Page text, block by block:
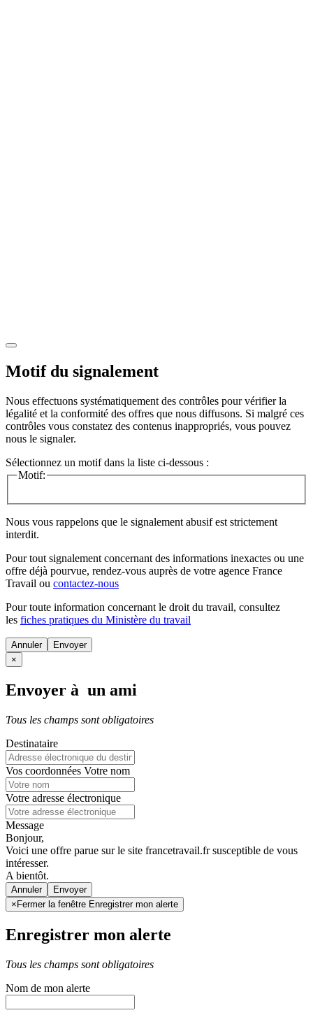
Motif du signalement
Nous effectuons systématiquement des contrôles pour vérifier la
légalité et la conformité des offres que nous diffusons. Si malgré ces
contrôles vous constatez des contenus inappropriés, vous pouvez
nous le signaler.
Sélectionnez un motif dans la liste ci-dessous :
Motif:
Nous vous rappelons que le signalement abusif est strictement
interdit.
Pour tout signalement concernant des informations inexactes ou une
offre déjà pourvue, rendez-vous auprès de votre agence France
Travail ou contactez-nous
Pour toute information concernant le droit du travail, consultez
les fiches pratiques du Ministère du travail
Annuler
×
Envoyer à un ami
Tous les champs sont obligatoires
Destinataire
Vos coordonnées Votre nom
Votre adresse électronique
Message
Bonjour,
Voici une offre parue sur le site francetravail.fr susceptible de vous
intéresser.
A bientôt.
Annuler
× Fermer la fenêtre Enregistrer mon alerte
Enregistrer mon alerte
Tous les champs sont obligatoires
Nom de mon alerte